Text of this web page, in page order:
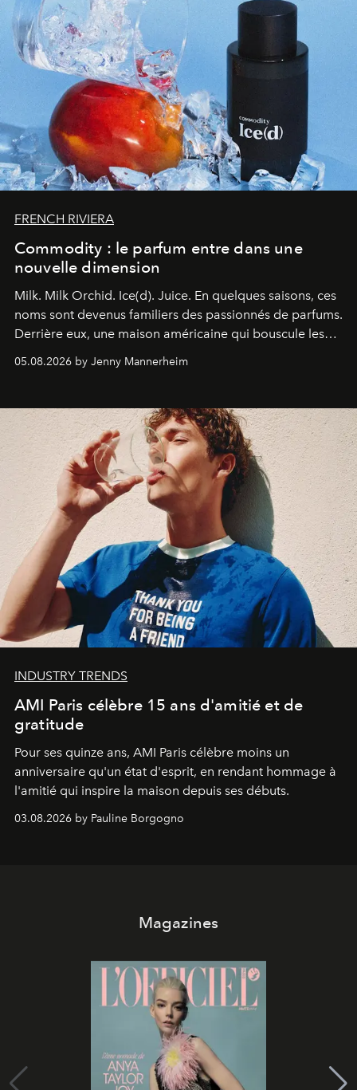
FRENCH RIVIERA
Commodity : le parfum entre dans une
nouvelle dimension
Milk. Milk Orchid. Ice(d). Juice. En quelques saisons, ces
noms sont devenus familiers des passionnés de parfums.
Derrière eux, une maison américaine qui bouscule les
codes de la parfumerie contemporaine en proposant
une approche aussi intuitive que personnelle :
05.08.2026 by Jenny Mannerheim
INDUSTRY TRENDS
AMI Paris célèbre 15 ans d'amitié et de
gratitude
Pour ses quinze ans, AMI Paris célèbre moins un
anniversaire qu'un état d'esprit, en rendant hommage à
l'amitié qui inspire la maison depuis ses débuts.
03.08.2026 by Pauline Borgogno
Magazines